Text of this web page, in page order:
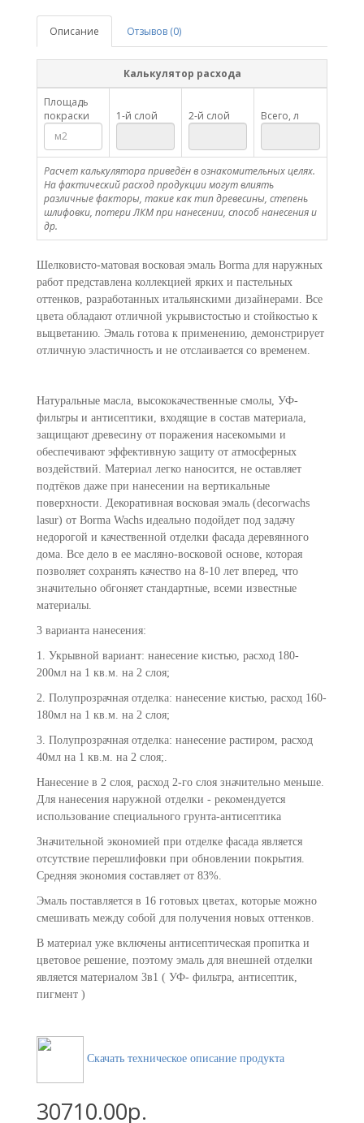
Описание Отзывов (0)
Калькулятор расхода
Площадь
покраски
1-й слой 2-й слой Всего, л
Расчет калькулятора приведён в ознакомительных целях.
На фактический расход продукции могут влиять
различные факторы, такие как тип древесины, степень
шлифовки, потери ЛКМ при нанесении, способ нанесения и
др.
Шелковисто-матовая восковая эмаль Borma для наружных
работ представлена коллекцией ярких и пастельных
оттенков, разработанных итальянскими дизайнерами. Все
цвета обладают отличной укрывистостью и стойкостью к
выцветанию. Эмаль готова к применению, демонстрирует
отличную эластичность и не отслаивается со временем.
Натуральные масла, высококачественные смолы, УФ-
фильтры и антисептики, входящие в состав материала,
защищают древесину от поражения насекомыми и
обеспечивают эффективную защиту от атмосферных
воздействий. Материал легко наносится, не оставляет
подтёков даже при нанесении на вертикальные
поверхности. Декоративная восковая эмаль (decorwachs
lasur) от Borma Wachs идеально подойдет под задачу
недорогой и качественной отделки фасада деревянного
дома. Все дело в ее масляно-восковой основе, которая
позволяет сохранять качество на 8-10 лет вперед, что
значительно обгоняет стандартные, всеми известные
материалы.
3 варианта нанесения:
1. Укрывной вариант: нанесение кистью, расход 180-
200мл на 1 кв.м. на 2 слоя;
2. Полупрозрачная отделка: нанесение кистью, расход 160-
180мл на 1 кв.м. на 2 слоя;
3. Полупрозрачная отделка: нанесение растиром, расход
40мл на 1 кв.м. на 2 слоя;
Нанесение в 2 слоя, расход 2-го слоя значительно меньше.
Для нанесения наружной отделки - рекомендуется
использование специального грунта-антисептика
Значительной экономией при отделке фасада является
отсутствие перешлифовки при обновлении покрытия.
Средняя экономия составляет от 83%.
Эмаль поставляется в 16 готовых цветах, которые можно
смешивать между собой для получения новых оттенков.
В материал уже включены антисептическая пропитка и
цветовое решение, поэтому эмаль для внешней отделки
является материалом 3в1 ( УФ- фильтра, антисептик,
пигмент )
Скачать техническое описание продукта
30710.00р.